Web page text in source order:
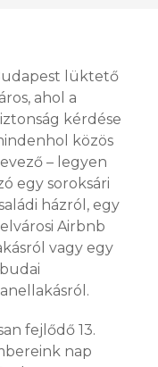
lüktető
ahol a
kérdése
közös
– legyen
egy soroksári
házról, egy
Airbnb
vagy egy
fejlődő 13.
nap